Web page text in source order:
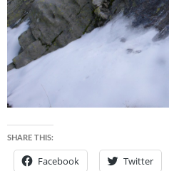
SHARE THIS:
Facebook Twitter